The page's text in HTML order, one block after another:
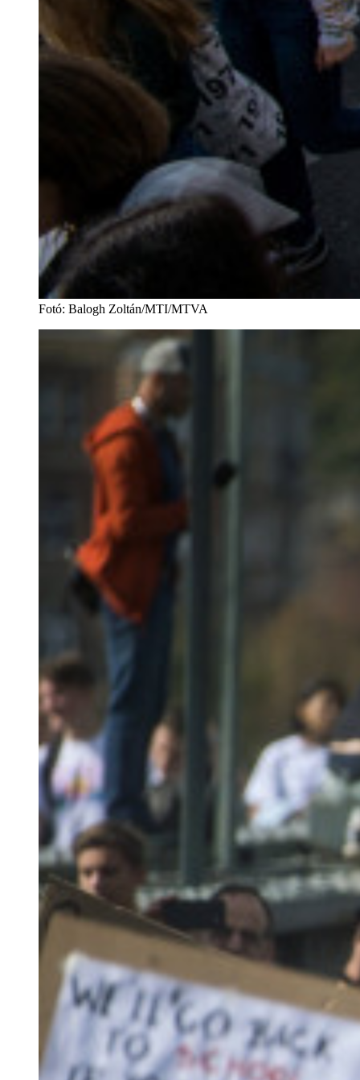
Fotó: Balogh Zoltán/MTI/MTVA